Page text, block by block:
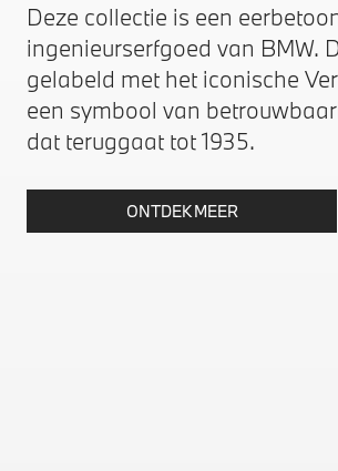
Deze collectie is een
ingenieurserfgoed van BMW.
gelabeld met het iconische
een symbool van
dat teruggaat tot 1935.
ONTDEK MEER